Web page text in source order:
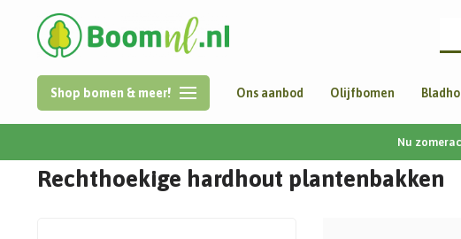
Shop bomen & meer! Ons aanbod Olijfbomen
Nu
Rechthoekige hardhout plantenbakken